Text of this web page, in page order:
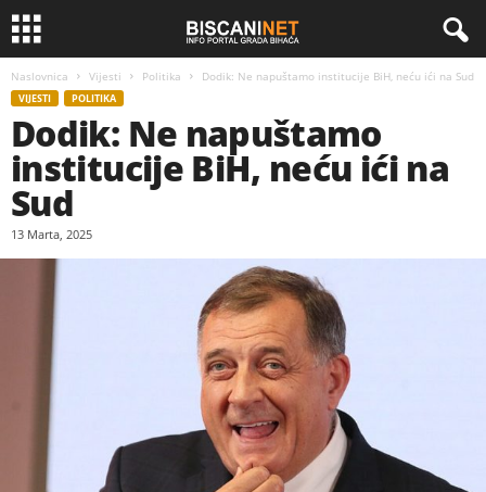
Naslovnica Vijesti Politika Dodik: Ne napuštamo institucije BiH, neću ići na Sud
VIJESTI POLITIKA
Dodik: Ne napuštamo
institucije BiH, neću ići na
Sud
13 Marta, 2025